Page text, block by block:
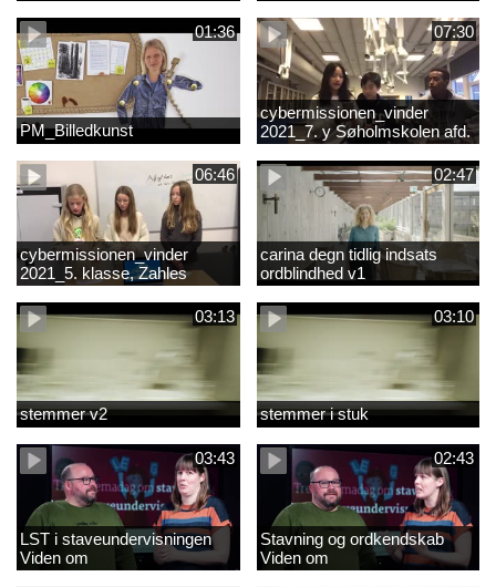
01:36
PM_Billedkunst
07:30
cybermissionen_vinder
2021_7. y Søholmskolen afd.
toftevang
06:46
cybermissionen_vinder
2021_5. klasse, Zahles
gymnasieskole.mp4
02:47
carina degn tidlig indsats
ordblindhed v1
03:13
stemmer v2
03:10
stemmer i stuk
03:43
LST i staveundervisningen
Viden om
stavevanskeligheder
02:43
Stavning og ordkendskab
Viden om
stavevanskeligheder